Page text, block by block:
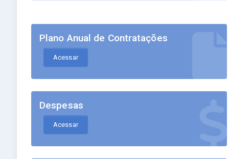
Plano Anual de Contratações
Acessar
Despesas
Acessar